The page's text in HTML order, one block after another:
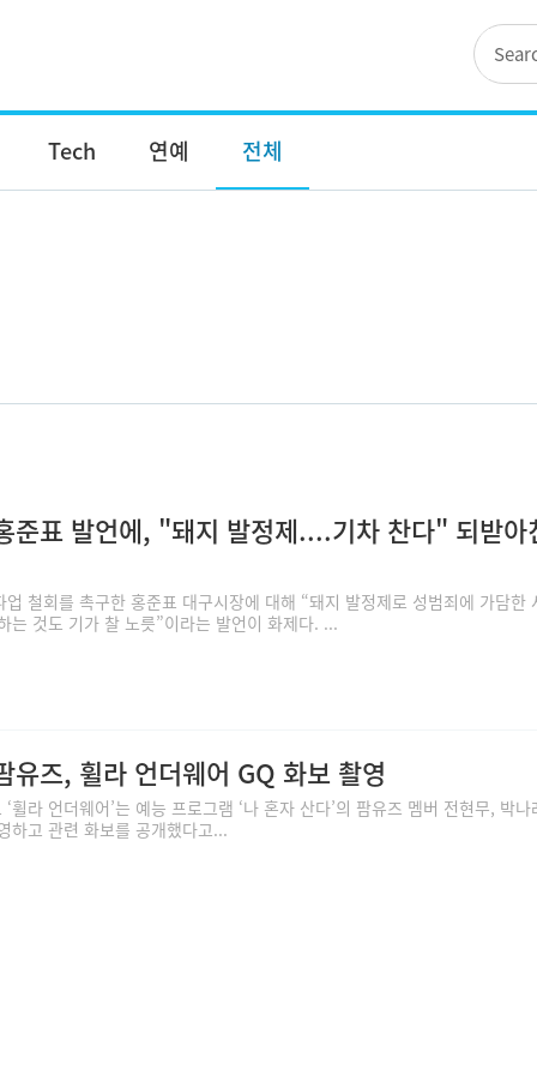
Tech 연예 전체
표 발언에, "돼지 발정제....기차 찬다" 되받아
철회를 촉구한 홍준표 대구시장에 대해 “돼지 발정제로 성범죄에 가담한
는 것도 기가 찰 노릇”이라는 발언이 화제다. ...
유즈, 휠라 언더웨어 GQ 화보 촬영
휠라 언더웨어’는 예능 프로그램 ‘나 혼자 산다’의 팜유즈 멤버 전현무, 박나
하고 관련 화보를 공개했다고...